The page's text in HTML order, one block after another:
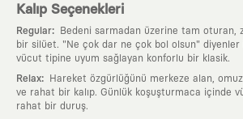
Kalıp Seçenekleri
Regular:
Bedeni sarmadan üzerine tam oturan,
bir silüet. "Ne çok dar ne çok bol olsun" diyenler
vücut tipine uyum sağlayan konforlu bir klasik.
Relax:
Hareket özgürlüğünü merkeze alan,
ve rahat bir kalıp. Günlük koşuşturmaca içinde
rahat bir duruş.